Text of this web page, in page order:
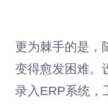
更为棘手的是，
变得愈发困难。
录入ERP系统，